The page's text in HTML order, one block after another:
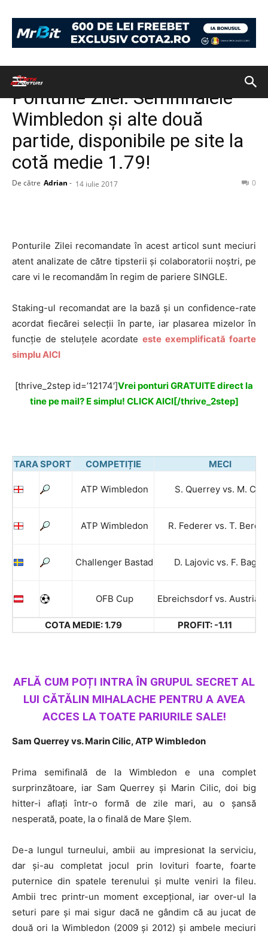
PONTURI
Ponturile Zilei: Semifinalele
Wimbledon și alte două
partide, disponibile pe site la
cotă medie 1.79!
De către Adrian - 14 iulie 2017 0
Ponturile Zilei recomandate în acest articol sunt meciuri
atent analizate de către tipsterii și colaboratorii noștri, pe
care vi le recomandăm în regim de pariere SINGLE.
Staking-ul recomandat are la bază și un confidence-rate
acordat fiecărei selecții în parte, iar plasarea mizelor în
funcție de steluțele acordateeste exemplificată foarte
simplu AICI
[thrive_2step id=’12174′]Vrei ponturi GRATUITE direct la
tine pe mail? E simplu! CLICK AICI[/thrive_2step]
TARASPORT COMPETIȚIE MECI
ATP Wimbledon S. Querrey vs. M. Cilic
ATP Wimbledon R. Federer vs. T.
Challenger Bastad D. Lajovic vs. F.
OFB Cup Ebreichsdorf vs. Austria
COTA MEDIE: 1.79 PROFIT: -1.11
AFLĂ CUM POȚI INTRA ÎN GRUPUL SECRET AL
LUI CĂTĂLIN MIHALACHE PENTRU A AVEA
ACCES LA TOATE PARIURILE SALE!
Sam Querrey vs. Marin Cilic, ATP Wimbledon
Prima semifinală de la Wimbledon e una complet
surprinzătoare, iar Sam Querrey și Marin Cilic, doi big
hitter-i aflați într-o formă de zile mari, au o șansă
nesperată, poate, la o finală de Mare Șlem.
De-a lungul turneului, ambii au impresionat la serviciu,
dar și-au completat jocul prin lovituri foarte, foarte
puternice din spatele terenului și multe veniri la fileu.
Ambii trec printr-un moment excepțional, iar over-ul la
seturi pare și mai sigur dacă ne gândim că au jucat de
două ori la Wimbledon (2009 și 2012) și ambele meciuri